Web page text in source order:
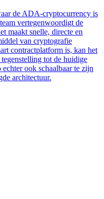
de ADA-cryptocurrency is
vertegenwoordigt de
maakt snelle, directe en
van cryptografie
contractplatform is, kan het
tot de huidige
ook schaalbaar te zijn
architectuur.